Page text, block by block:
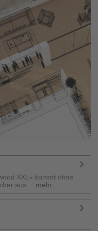
XXL« kommt ohne
aus....
mehr